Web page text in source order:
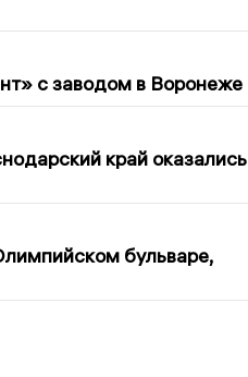
с заводом в Воронеже
край оказались
бульваре,